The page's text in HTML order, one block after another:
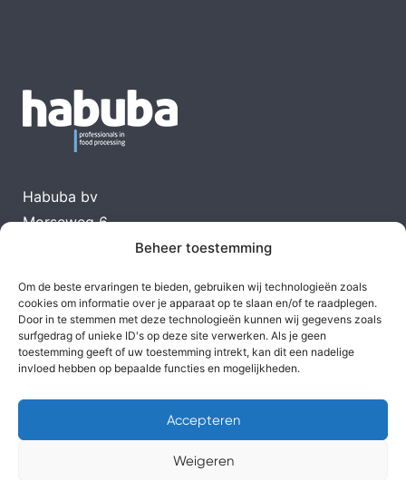
Beheer toestemming
Om de beste ervaringen te bieden, gebruiken wij technologieën zoals
cookies om informatie over je apparaat op te slaan en/of te raadplegen.
Door in te stemmen met deze technologieën kunnen wij gegevens zoals
surfgedrag of unieke ID's op deze site verwerken. Als je geen
toestemming geeft of uw toestemming intrekt, kan dit een nadelige
invloed hebben op bepaalde functies en mogelijkheden.
Accepteren
Weigeren
Habuba bv
Morseweg 6
1131 PK Volendam
Einfo@habuba.nl
Klik hier